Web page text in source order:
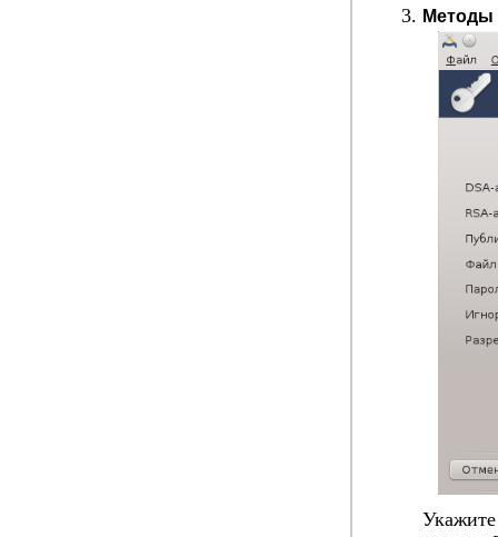
Методы